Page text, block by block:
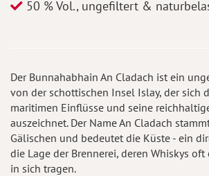
50 % Vol., ungefiltert &
Der Bunnahabhain An Cladach ist ein
von der schottischen Insel Islay, der sich
maritimen Einflüsse und seine
auszeichnet. Der Name An Cladach
Gälischen und bedeutet die Küste - ein
die Lage der Brennerei, deren Whiskys oft
in sich tragen.